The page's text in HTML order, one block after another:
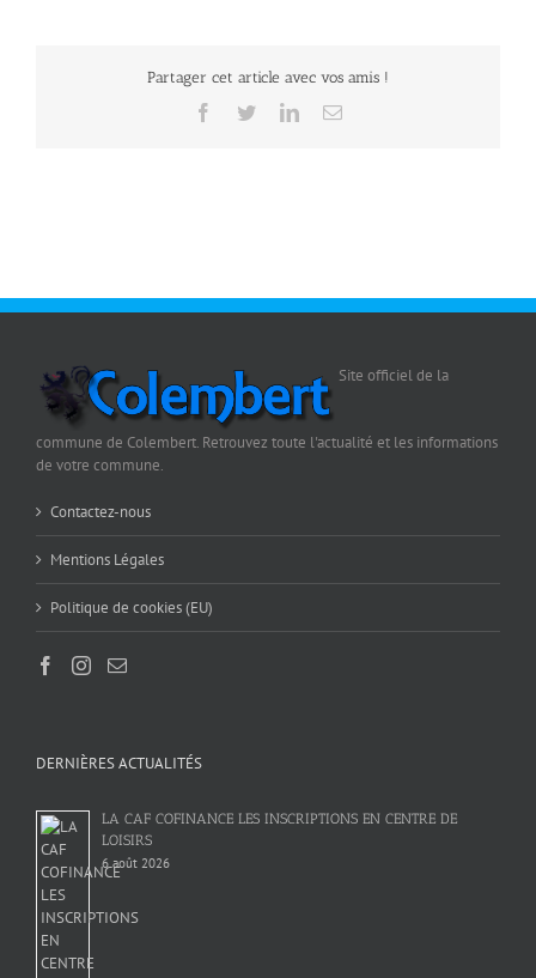
Partager cet article avec vos amis !
Facebook
TwitterLinkedInEmail
Site officiel de la
commune de Colembert. Retrouvez toute l'actualité et les informations
de votre commune.
Contactez-nous
Mentions Légales
Politique de cookies (EU)
DERNIÈRES ACTUALITÉS
LA CAF COFINANCE LES INSCRIPTIONS EN CENTRE DE
LOISIRS
6 août 2026